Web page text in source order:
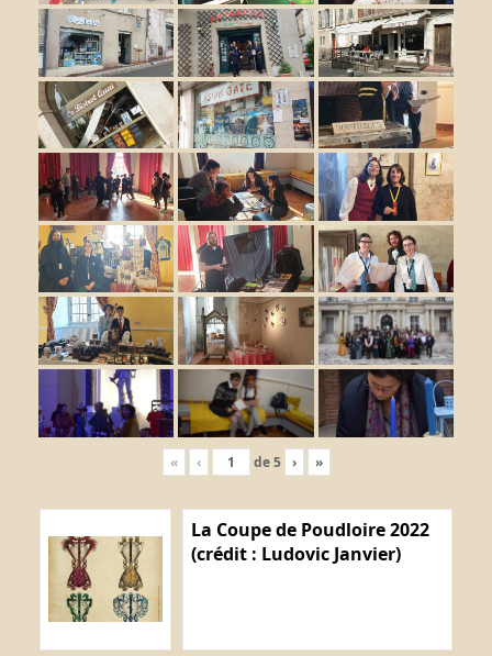
« ‹ de5 › »
La Coupe de Poudloire 2022
(crédit : Ludovic Janvier)